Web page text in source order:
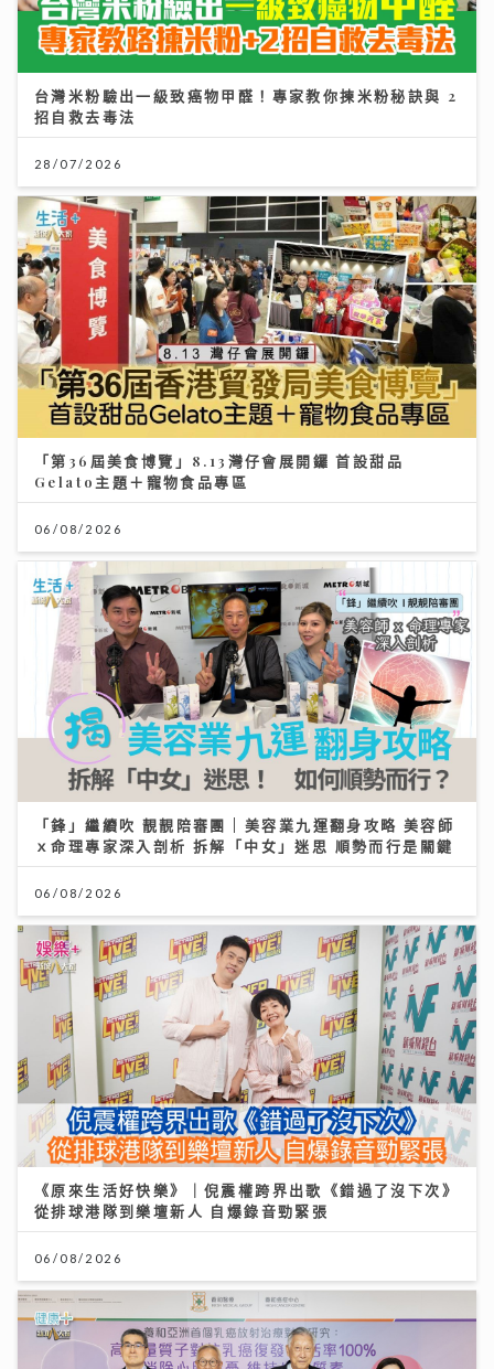
台灣米粉驗出一級致癌物甲醛！專家教你揀米粉秘訣與 2
招自救去毒法
28/07/2026
「第36屆美食博覽」8.13灣仔會展開鑼 首設甜品
Gelato主題＋寵物食品專區
06/08/2026
「鋒」繼續吹 靚靚陪審團 | 美容業九運翻身攻略 美容師
ｘ命理專家深入剖析 拆解「中女」迷思 順勢而行是關鍵
06/08/2026
《原來生活好快樂》｜倪震權跨界出歌《錯過了沒下次》
從排球港隊到樂壇新人 自爆錄音勁緊張
06/08/2026